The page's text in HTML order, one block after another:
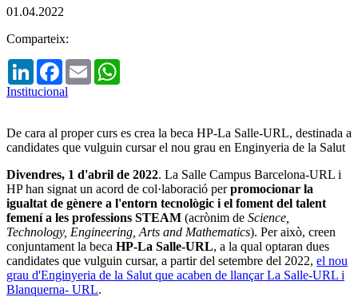
01.04.2022
Comparteix:
LinkedInFacebook
Email
Institucional
De cara al proper curs es crea la beca HP-La Salle-URL, destinada a
candidates que vulguin cursar el nou grau en Enginyeria de la Salut
Divendres, 1 d'abril de 2022. La Salle Campus Barcelona-URL i
HP han signat un acord de col·laboració perpromocionar la
igualtat de gènere a l'entorn tecnològic i el foment del talent
femení a les professions STEAM (acrònim de Science,
Technology, Engineering, Arts and Mathematics). Per això, creen
conjuntament la beca HP-La Salle-URL, a la qual optaran dues
candidates que vulguin cursar, a partir del setembre del 2022, el nou
grau d'Enginyeria de la Salut que acaben de llançar La Salle-URL i
Blanquerna- URL.